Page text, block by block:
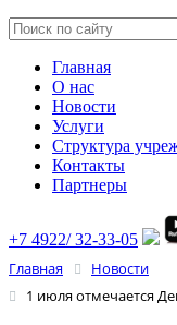
Главная
О нас
Новости
Услуги
Структура
Контакты
Партнеры
+7 4922/32-33-05
Главная
Новости
1 июля отмечается